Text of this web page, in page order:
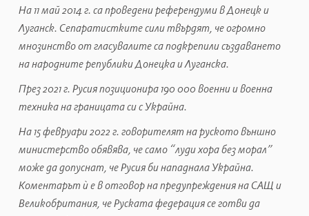
На 11 май 2014 г. са проведени референдуми в Донецк и
Луганск. Сепаратистките сили твърдят, че огромно
мнозинство от гласувалите са подкрепили създаването
на народните републики Донецка и Луганска.
През 2021 г. Русия позиционира 190 000 военни и военна
техника на границата си с Украйна.
На 15 февруари 2022 г. говорителят на руското външно
министерство обявява, че само “луди хора без морал”
може да допуснат, че Русия би нападнала Украйна.
Коментарът ѝ е в отговор на предупреждения на САЩ и
Великобритания, че Руската федерация се готви да